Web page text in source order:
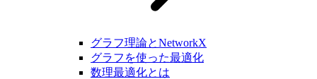
グラフ理論とNetworkX
グラフを使った最適化
数理最適化とは